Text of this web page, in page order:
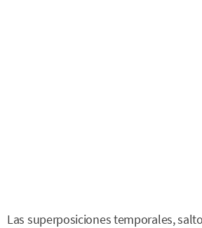
Las superposiciones temporales,